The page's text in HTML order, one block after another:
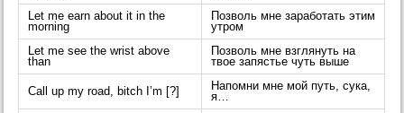
Let me earn about it in the
morning
Позволь мне заработать этим
утром
Let me see the wrist above
than
Позволь мне взглянуть на
твое запястье чуть выше
Call up my road, bitch I’m [?]
Напомни мне мой путь, сука,
я…